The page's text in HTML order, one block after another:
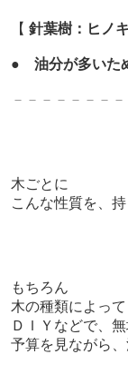
【 針葉樹：ヒノキ
● 油分が多いた
－－－－－－－
木ごとに
こんな性質を、
もちろん
木の種類によっ
ＤＩＹなどで、
予算を見ながら